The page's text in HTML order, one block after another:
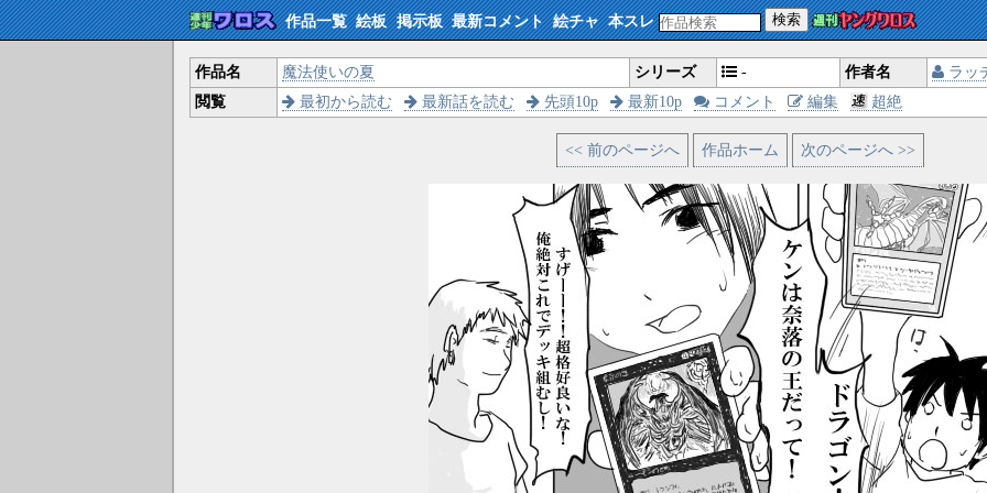
作品一覧 絵板 掲示板 最新コメント 絵チャ 本スレ 検索
作品名 魔法使いの夏 シリーズ - 作者名
ラッ
閲覧
最初から読む 最新話を読む 先頭10p 最新10p コメント 編集 超絶
<< 前のページへ 作品ホーム 次のページへ >>